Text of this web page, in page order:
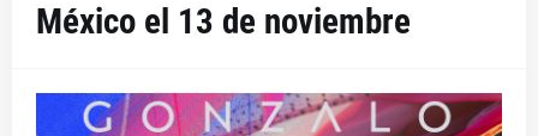
México el 13 de noviembre